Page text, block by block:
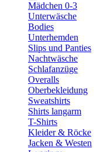
Mädchen 0-3
Unterwäsche
Bodies
Unterhemden
Slips und Panties
Nachtwäsche
Schlafanzüge
Overalls
Oberbekleidung
Sweatshirts
Shirts langarm
T-Shirts
Kleider & Röcke
Jacken & Westen